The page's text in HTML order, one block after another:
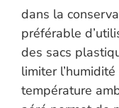
dans la
préférable
des sacs
limiter
température